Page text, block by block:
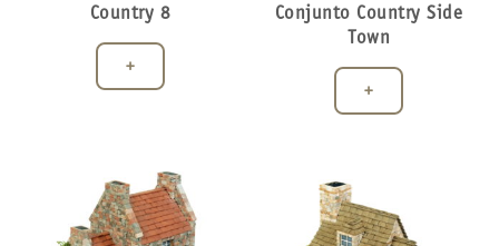
Country 8
+
Conjunto Country Side
Town
+